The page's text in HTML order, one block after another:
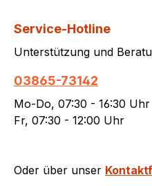
Service-Hotline
Unterstützung und
03865-73142
Mo-Do, 07:30 - 16:30 Uhr
Fr, 07:30 - 12:00 Uhr
Oder über unser